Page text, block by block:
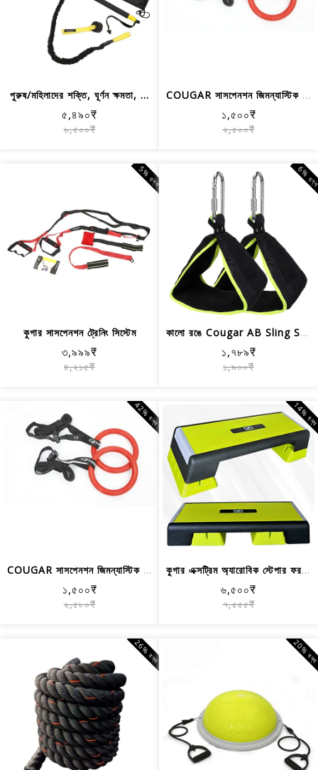
পুরুষ/মহিলাদের শক্তি, ঘূর্ণন ক্ষমতা, ...
৫,৪৯০₹
৬,৫০০₹
COUGAR সাসপেনশন জিমন্যাস্টিক রিং, জিম...
১,৫০০₹
২,৫০০₹
কুগার সাসপেনশন ট্রেনিং সিস্টেম
৩,৯৯৯₹
৪,২১৫₹
5% বন্ধ
কালো রঙে Cougar AB Sling Supra
১,৭৮৯₹
১,৯০০₹
6%
COUGAR সাসপেনশন জিমন্যাস্টিক রিং, জিম...
১,৫০০₹
২,৫৮০₹
42% বন্ধ
কুগার এক্সট্রিম অ্যারোবিক স্টেপার ফর ...
৬,৫০০₹
৭,৫৫৫₹
14%
26% বন্ধ 20%